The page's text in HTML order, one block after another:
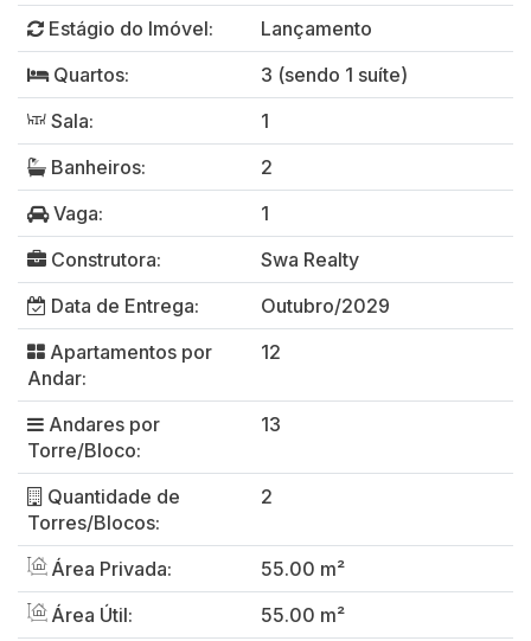
Estágio do Imóvel:
Lançamento
Quartos:
3 (sendo 1 suíte)
Sala:
1
Banheiros:
2
Vaga:
1
Construtora:
Swa Realty
Data de Entrega:
Outubro/2029
Apartamentos por
Andar:
12
Andares por
Torre/Bloco:
13
Quantidade de
Torres/Blocos:
2
Área Privada:
55.00 m²
Área Útil:
55.00 m²